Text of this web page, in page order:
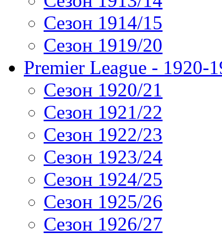
Сезон 1914/15
Сезон 1919/20
Premier League - 1920-
Сезон 1920/21
Сезон 1921/22
Сезон 1922/23
Сезон 1923/24
Сезон 1924/25
Сезон 1925/26
Сезон 1926/27